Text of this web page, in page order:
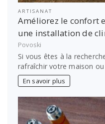
ARTISANAT
Améliorez le confort
une installation de
Povoski
Si vous êtes à la
rafraîchir votre maison
En savoir plus